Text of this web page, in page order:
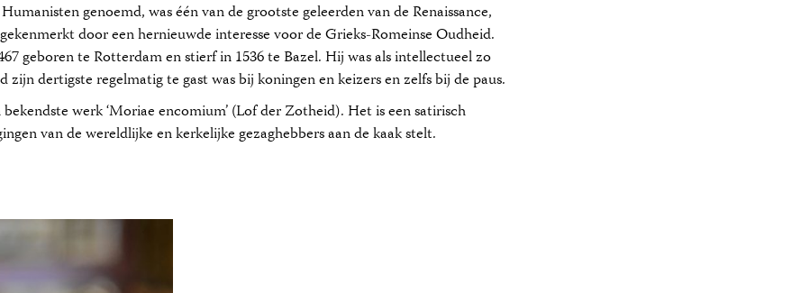
genoemd, was één van de grootste geleerden van de Renaissance,
door een hernieuwde interesse voor de Grieks-Romeinse Oudheid.
geboren te Rotterdam en stierf in 1536 te Bazel. Hij was als intellectueel zo
dertigste regelmatig te gast was bij koningen en keizers en zelfs bij de paus.
werk ‘Moriae encomium’ (Lof der Zotheid). Het is een satirisch
van de wereldlijke en kerkelijke gezaghebbers aan de kaak stelt.